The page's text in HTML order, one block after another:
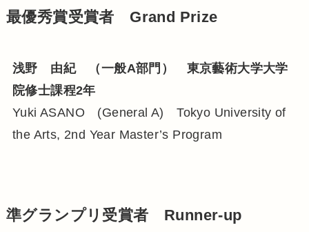
最優秀賞受賞者 Grand Prize
浅野 由紀 （一般A部門） 東京藝術大学大学
院修士課程2年
Yuki ASANO (General A) Tokyo University of
the Arts, 2nd Year Master’s Program
準グランプリ受賞者 Runner-up